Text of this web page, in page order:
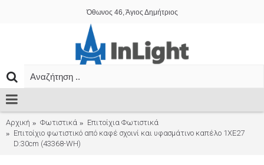
Όθωνος 46, Άγιος Δημήτριος
Αρχική Φωτιστικά
Επιτοίχια Φωτιστικά
Επιτοίχιο φωτιστικό από καφέ σχοινί και υφασμάτινο καπέλο 1XE27
D:30cm (43368-WH)